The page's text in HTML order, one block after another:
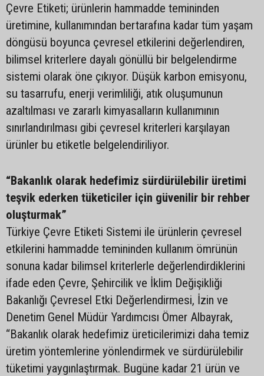
Çevre Etiketi; ürünlerin hammadde temininden
üretimine, kullanımından bertarafına kadar tüm yaşam
döngüsü boyunca çevresel etkilerini değerlendiren,
bilimsel kriterlere dayalı gönüllü bir belgelendirme
sistemi olarak öne çıkıyor. Düşük karbon emisyonu,
su tasarrufu, enerji verimliliği, atık oluşumunun
azaltılması ve zararlı kimyasalların kullanımının
sınırlandırılması gibi çevresel kriterleri karşılayan
ürünler bu etiketle belgelendiriliyor.
“Bakanlık olarak hedefimiz sürdürülebilir üretimi
teşvik ederken tüketiciler için güvenilir bir rehber
oluşturmak”
Türkiye Çevre Etiketi Sistemi ile ürünlerin çevresel
etkilerini hammadde temininden kullanım ömrünün
sonuna kadar bilimsel kriterlerle değerlendirdiklerini
ifade eden Çevre, Şehircilik ve İklim Değişikliği
Bakanlığı Çevresel Etki Değerlendirmesi, İzin ve
Denetim Genel Müdür Yardımcısı Ömer Albayrak,
“Bakanlık olarak hedefimiz üreticilerimizi daha temiz
üretim yöntemlerine yönlendirmek ve sürdürülebilir
tüketimi yaygınlaştırmak. Bugüne kadar 21 ürün ve